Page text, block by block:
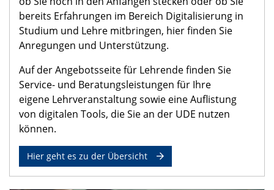
bereits Erfahrungen im Bereich Digitalisierung in
Studium und Lehre mitbringen, hier finden Sie
Anregungen und Unterstützung.
Auf der Angebotsseite für Lehrende finden Sie
Service- und Beratungsleistungen für Ihre
eigene Lehrveranstaltung sowie eine Auflistung
von digitalen Tools, die Sie an der UDE nutzen
können.
Hier geht es zu der Übersicht